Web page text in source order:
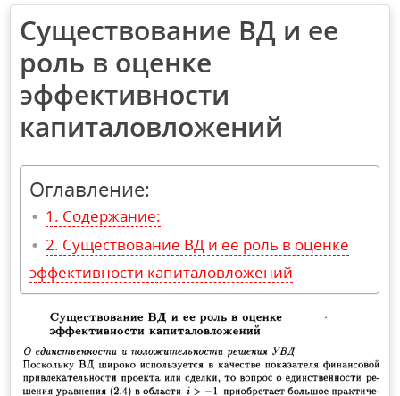
Существование ВД и ее
роль в оценке
эффективности
капиталовложений
Оглавление:
Содержание:
Существование ВД и ее роль в оценке
эффективности капиталовложений